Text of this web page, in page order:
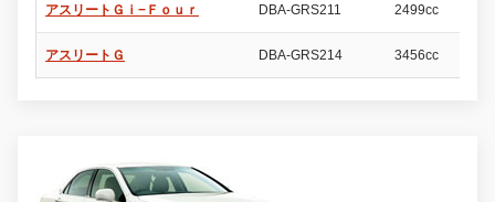
アスリートＧｉ−Ｆｏｕｒ DBA-GRS211 2499cc
アスリートＧ DBA-GRS214 3456cc